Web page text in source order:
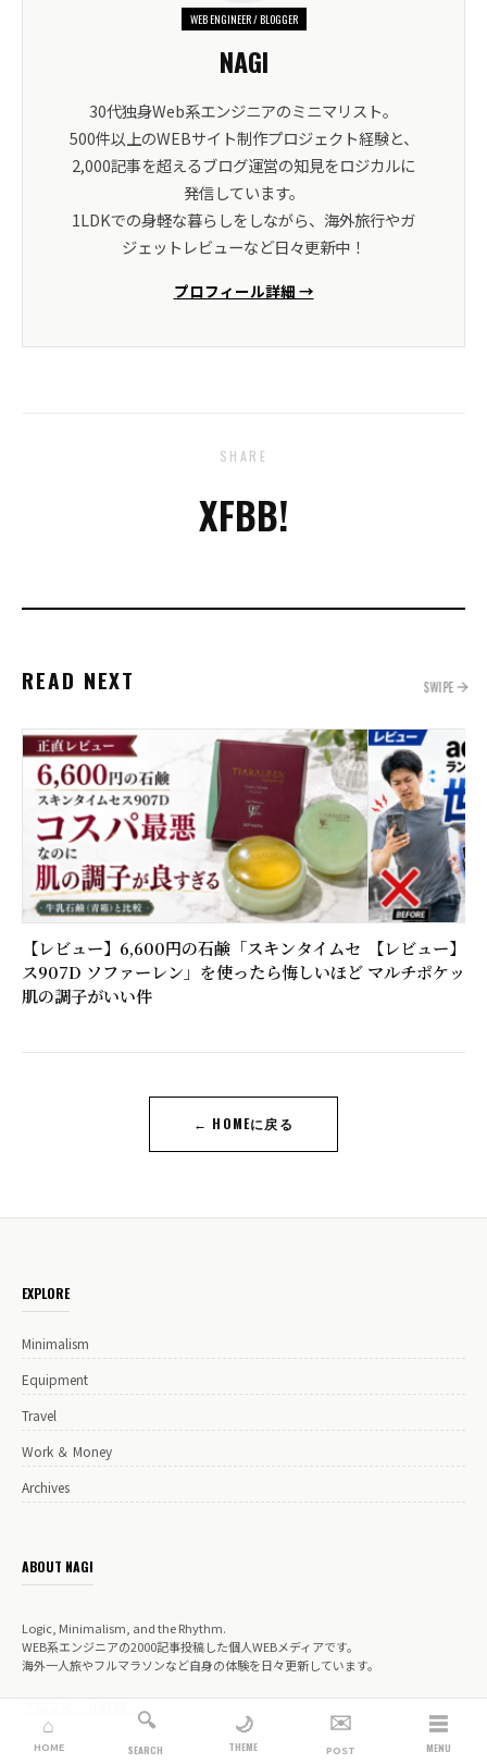
WEB ENGINEER / BLOGGER
NAGI
30代独身Web系エンジニアのミニマリスト。
500件以上のWEBサイト制作プロジェクト経験と、
2,000記事を超えるブログ運営の知見をロジカルに
発信しています。
1LDKでの身軽な暮らしをしながら、海外旅行やガ
ジェットレビューなど日々更新中！
プロフィール詳細 →
SHARE
XFBB!
READ NEXT SWIPE
【レビュー】6,600円の石鹸「スキンタイムセ
ス907D ソファーレン」を使ったら悔しいほど
肌の調子がいい件
【レビュー】
マルチポケッ
← HOMEに戻る
EXPLORE
Minimalism
Equipment
Travel
Work ＆ Money
Archives
ABOUT NAGI
Logic, Minimalism, and the Rhythm.
WEB系エンジニアの2000記事投稿した個人WEBメディアです。
海外一人旅やフルマラソンなど自身の体験を日々更新しています。
⌂
HOME
🔍
SEARCH
🌙
THEME
✉️
POST
☰
MENU